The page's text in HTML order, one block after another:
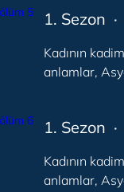
1. Sezon
Kadının
anlamlar,
1. Sezon
Kadının
anlamlar,